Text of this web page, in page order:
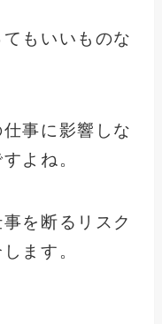
もいいものな
事に影響しな
よね。
を断るリスク
ます。